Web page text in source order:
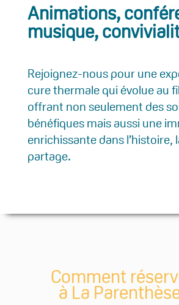
Animations,
musique,
Rejoignez-nous pour une
cure thermale qui évolue au
offrant non seulement des
bénéfiques mais aussi une
enrichissante dans l’histoire,
partage.
Comment
à La Parenthèse